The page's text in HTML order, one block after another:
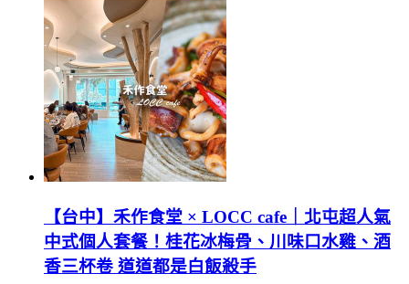
【台中】禾作食堂 × LOCC cafe｜北屯超人氣
中式個人套餐！桂花冰梅骨、川味口水雞、酒
香三杯卷 道道都是白飯殺手